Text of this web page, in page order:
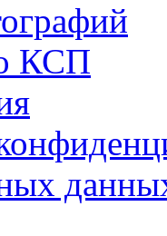
КСП